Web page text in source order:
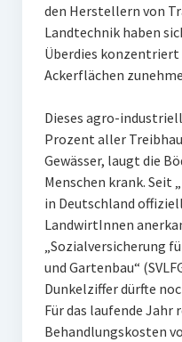
den Herstellern von
Landtechnik haben
Überdies konzentriert
Ackerflächen
Dieses agro-
Prozent aller
Gewässer, laugt die
Menschen krank. Seit
in Deutschland
LandwirtInnen
„Sozialversicherung
und Gartenbau“
Dunkelziffer dürfte
Für das laufende Jahr
Behandlungskosten